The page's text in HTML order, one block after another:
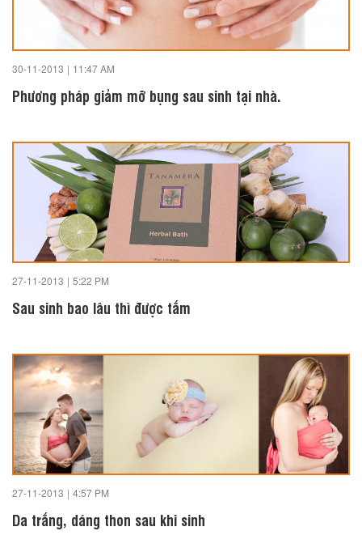
30-11-2013 | 11:47 AM
Phương pháp giảm mỡ bụng sau sinh tại nhà.
27-11-2013 | 5:22 PM
Sau sinh bao lâu thì được tắm
27-11-2013 | 4:57 PM
Da trắng, dáng thon sau khi sinh